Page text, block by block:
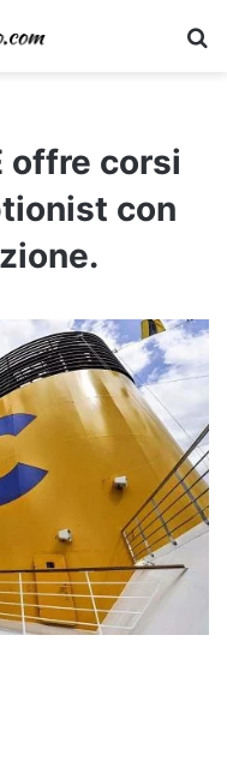
offre corsi
con